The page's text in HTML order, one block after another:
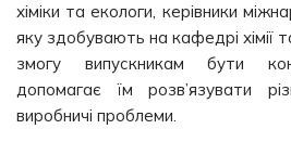
хіміки та екологи, керівники
яку здобувають на кафедрі хімії
змогу випускникам бути
допомагає їм розв’язувати
виробничі проблеми.